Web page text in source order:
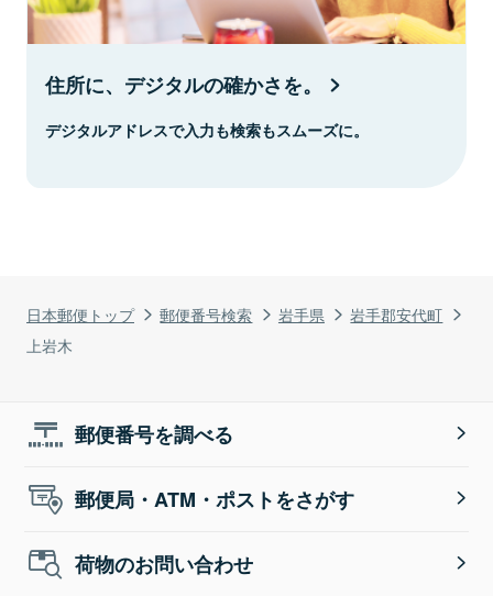
日本郵便トップ 郵便番号検索 岩手県
岩手郡安代町
上岩木
住所に、デジタルの確かさを。
デジタルアドレスで入力も検索もスムーズに。
郵便番号を調べる
郵便局・ATM・ポストをさがす
荷物のお問い合わせ